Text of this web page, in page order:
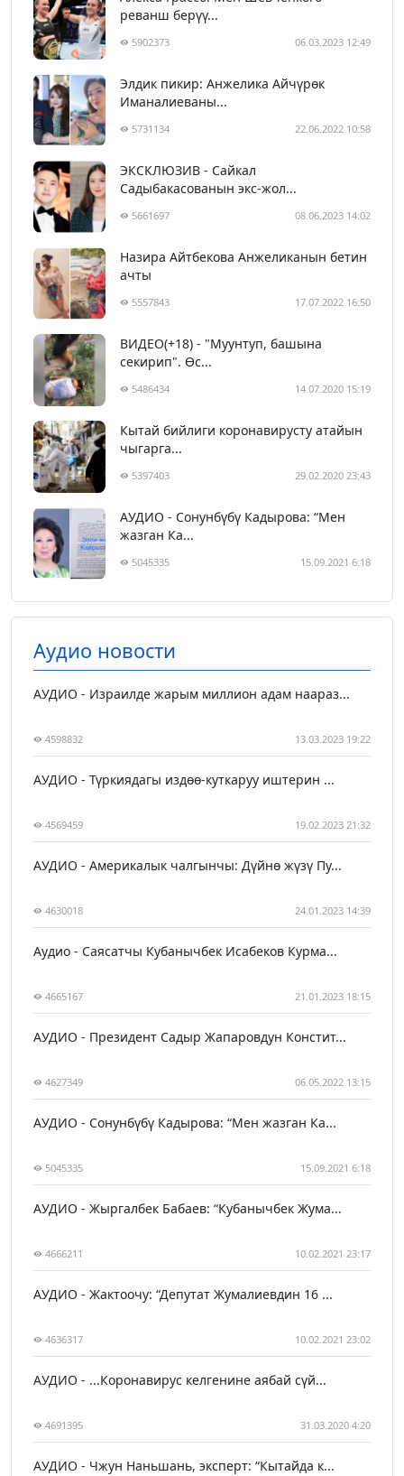
реванш берүү...
5902373 06.03.2023 12:49
Элдик пикир: Анжелика Айчүрөк
Иманалиеваны...
5731134 22.06.2022 10:58
ЭКСКЛЮЗИВ - Сайкал
Садыбакасованын экс-жол...
5661697 08.06.2023 14:02
Назира Айтбекова Анжеликанын бетин
ачты
5557843 17.07.2022 16:50
ВИДЕО(+18) - "Муунтуп, башына
секирип". Өс...
5486434 14.07.2020 15:19
Кытай бийлиги коронавирусту атайын
чыгарга...
5397403 29.02.2020 23:43
АУДИО - Сонунбүбү Кадырова: “Мен
жазган Ка...
5045335 15.09.2021 6:18
Аудио новости
АУДИО - Израилде жарым миллион адам наараз...
4598832 13.03.2023 19:22
АУДИО - Түркиядагы издөө-куткаруу иштерин ...
4569459 19.02.2023 21:32
АУДИО - Америкалык чалгынчы: Дүйнө жүзү Пу...
4630018 24.01.2023 14:39
Аудио - Саясатчы Кубанычбек Исабеков Курма...
4665167 21.01.2023 18:15
АУДИО - Президент Садыр Жапаровдун Констит...
4627349 06.05.2022 13:15
АУДИО - Сонунбүбү Кадырова: “Мен жазган Ка...
5045335 15.09.2021 6:18
АУДИО - Жыргалбек Бабаев: “Кубанычбек Жума...
4666211 10.02.2021 23:17
АУДИО - Жактоочу: “Депутат Жумалиевдин 16 ...
4636317 10.02.2021 23:02
АУДИО - ...Коронавирус келгенине аябай сүй...
4691395 31.03.2020 4:20
АУДИО - Чжун Наньшань, эксперт: “Кытайда к...